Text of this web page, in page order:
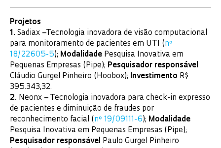
Projetos
1. Sadiax –Tecnologia inovadora de visão computacional
para monitoramento de pacientes em UTI ( nº
18/22605-5); Modalidade Pesquisa Inovativa em
Pequenas Empresas (Pipe); Pesquisador responsável
Cláudio Gurgel Pinheiro (Hoobox); Investimento R$
395.343,32.
2. Neonx – Tecnologia inovadora para check-in expresso
de pacientes e diminuição de fraudes por
reconhecimento facial ( nº 19/09111-6); Modalidade
Pesquisa Inovativa em Pequenas Empresas (Pipe);
Pesquisador responsável Paulo Gurgel Pinheiro